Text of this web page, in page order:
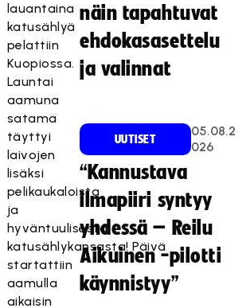
lauantaina
katusählyä
pelattiin
Kuopiossa.
Launtai
aamuna
satama
täyttyi
laivojen
lisäksi
pelikaukaloista
ja
hyväntuulisesta
katusählykansasta! Päivä
startattiin
aamulla
aikaisin
näin tapahtuvat
ehdokasasettelu
ja valinnat
UUTISET
05.08.2
026
“Kannustava
ilmapiiri syntyy
yhdessä – Reilu
Aikuinen -pilotti
käynnistyy”